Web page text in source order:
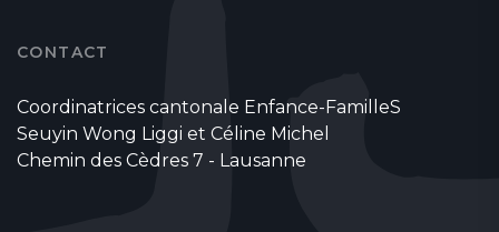
CONTACT
Coordinatrices cantonale Enfance-FamilleS
Seuyin Wong Liggi et Céline Michel
Chemin des Cèdres 7 - Lausanne